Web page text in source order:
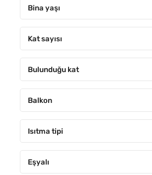
4+2
4+3
5+3
6+1
6+2
Bina yaşı
Kat sayısı
Bulunduğu kat
Balkon
Isıtma tipi
Eşyalı